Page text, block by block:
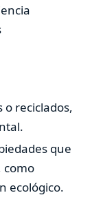
o reciclados,
que
como
ecológico.